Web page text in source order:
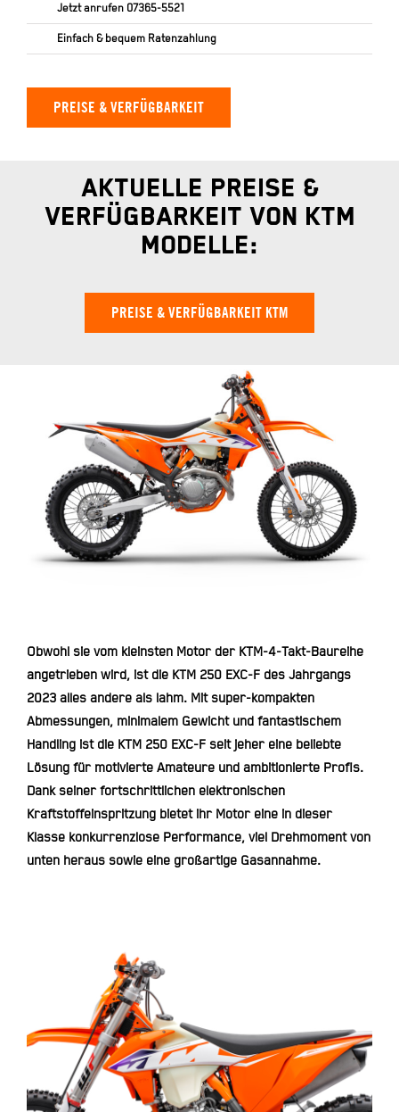
Jetzt anrufen 07365-5521
Einfach & bequem Ratenzahlung
PREISE & VERFÜGBARKEIT
Aktuelle Preise &
Verfügbarkeit von KTM
Modelle:
PREISE & VERFÜGBARKEIT KTM
Obwohl sie vom kleinsten Motor der KTM-4-Takt-Baureihe
angetrieben wird, ist die KTM 250 EXC-F des Jahrgangs
2023 alles andere als lahm. Mit super-kompakten
Abmessungen, minimalem Gewicht und fantastischem
Handling ist die KTM 250 EXC-F seit jeher eine beliebte
Lösung für motivierte Amateure und ambitionierte Profis.
Dank seiner fortschrittlichen elektronischen
Kraftstoffeinspritzung bietet ihr Motor eine in dieser
Klasse konkurrenzlose Performance, viel Drehmoment von
unten heraus sowie eine großartige Gasannahme.